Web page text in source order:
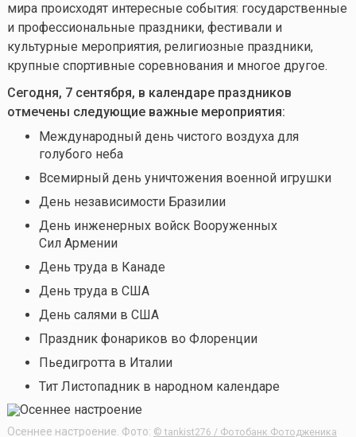
мира происходят интересные события: государственные
и профессиональные праздники, фестивали и
культурные мероприятия, религиозные праздники,
крупные спортивные соревнования и многое другое.
Сегодня, 7 сентября, в календаре праздников
отмечены следующие важные мероприятия:
Международный день чистого воздуха для
голубого неба
Всемирный день уничтожения военной игрушки
День независимости Бразилии
День инженерных войск Вооруженных
Сил Армении
День труда в Канаде
День труда в США
День салями в США
Праздник фонариков во Флоренции
Пьедигротта в Италии
Тит Листопадникв народном календаре
Осеннее настроение. Фото: © tankist276 / Фотобанк Фотодженика